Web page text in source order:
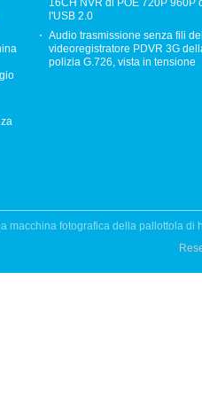
16CH NVR di POE 720P 960P
l'USB 2.0
Audio trasmissione senza fili
videoregistratore PDVR 3G
polizia G.726, vista in tensione
macchina fotografica della pallottola di